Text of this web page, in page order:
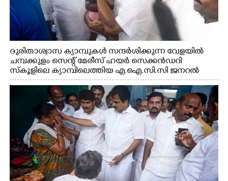
ദുരിതാശ്വാസ ക്യാമ്പുകൾ സന്ദർശിക്കുന്ന വേളയിൽ
ചമ്പക്കുളം സെന്റ് മേരീസ് ഹയർ സെക്കൻഡറി
സ്കൂളിലെ ക്യാമ്പിലെത്തിയ എ.ഐ.സി.സി ജനറൽ
സെക്രട്ടറി കെ.സി വേണുഗോപാൽ എം.പി കുരുന്നിനെ
എടുത്ത് ലാളിച്ചപ്പോൾ. സഹകരണ-എക്സൈസ്
വകുപ്പ് മന്ത്രി എം. ലിജു, കൃഷിവകുപ്പ് മന്ത്രി ടി. സിദ്ദിഖ്,
റെജി ചെറിയാൻ എം. എൽ. എ എന്നിവർ സമീപം